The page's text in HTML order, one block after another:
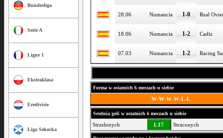
Bundesliga
Serie A
Ligue 1
Ekstraklasa
Eredivisie
Liga Szkocka
28.06 Numancia 1-0 Real
18.06 Numancia 1-2 Cadiz
07.03 Numancia 1-2 Racing
Forma w ostatnich 6 meczach u siebie
W-W-W-W-L-L
Srednia goli w ostatnich 6 meczach u siebie
Strzelonych 1.17 Straconych